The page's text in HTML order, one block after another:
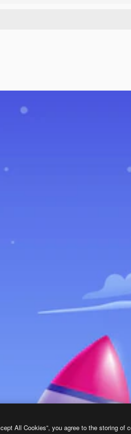
All Cookies”, you agree to the storing of